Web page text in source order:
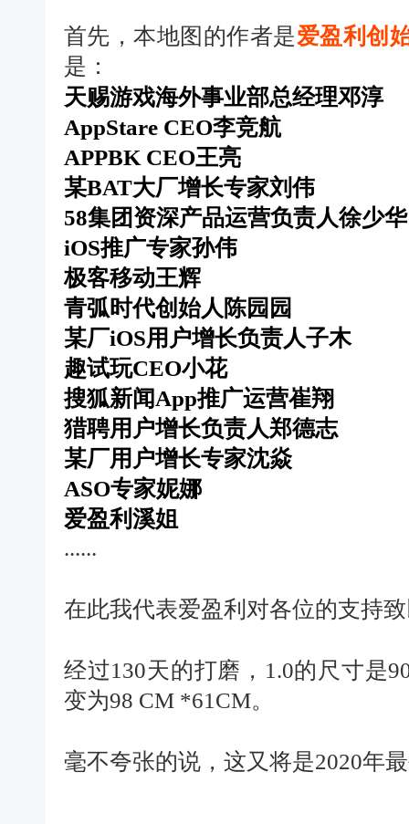
首先，本地图的作者是爱盈利创
是：
天赐游戏海外事业部总经理邓淳
AppStare CEO李竞航
APPBK CEO王亮
某BAT大厂增长专家刘伟
58集团资深产品运营负责人徐少华
iOS推广专家孙伟
极客移动王辉
青弧时代创始人陈园园
某厂iOS用户增长负责人子木
趣试玩CEO小花
搜狐新闻App推广运营崔翔
猎聘用户增长负责人郑德志
某厂用户增长专家沈焱
ASO专家妮娜
爱盈利溪姐
......
在此我代表爱盈利对各位的支持
经过130天的打磨，1.0的尺寸是
变为98 CM *61CM。
毫不夸张的说，这又将是2020年